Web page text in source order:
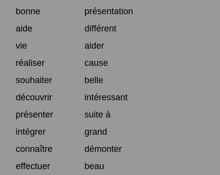
bonne
présentation
aide
différent
vie
aider
réaliser
cause
souhaiter
belle
découvrir
intéressant
présenter
suite à
intégrer
grand
connaître
démonter
effectuer
beau